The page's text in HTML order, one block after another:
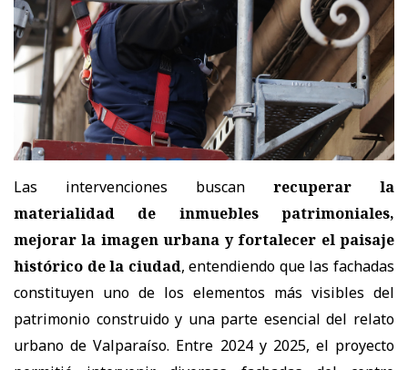
Las intervenciones buscan recuperar la
materialidad de inmuebles patrimoniales,
mejorar la imagen urbana y fortalecer el paisaje
histórico de la ciudad, entendiendo que las fachadas
constituyen uno de los elementos más visibles del
patrimonio construido y una parte esencial del relato
urbano de Valparaíso. Entre 2024 y 2025, el proyecto